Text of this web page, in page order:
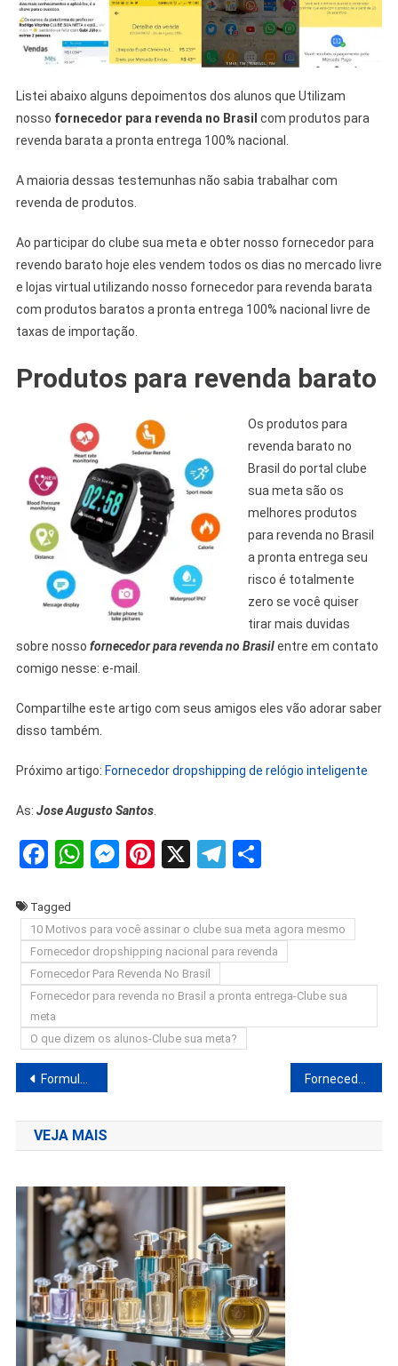
Listei abaixo alguns depoimentos dos alunos que Utilizam
nosso fornecedor para revenda no Brasil com produtos para
revenda barata a pronta entrega 100% nacional.
A maioria dessas testemunhas não sabia trabalhar com
revenda de produtos.
Ao participar do clube sua meta e obter nosso fornecedor para
revendo barato hoje eles vendem todos os dias no mercado livre
e lojas virtual utilizando nosso fornecedor para revenda barata
com produtos baratos a pronta entrega 100% nacional livre de
taxas de importação.
Produtos para revenda barato
Os produtos para
revenda barato no
Brasil do portal clube
sua meta são os
melhores produtos
para revenda no Brasil
a pronta entrega seu
risco é totalmente
zero se você quiser
tirar mais duvidas
sobre nosso fornecedor para revenda no Brasilentre em contato
comigo nesse: e-mail.
Compartilhe este artigo com seus amigos eles vão adorar saber
disso também.
Próximo artigo: Fornecedor dropshipping de relógio inteligente
As: Jose Augusto Santos.
Facebook
WhatsApp
Messenger
Pinterest
X Telegram
Share
Tagged
10 Motivos para você assinar o clube sua meta agora mesmo
Fornecedor dropshipping nacional para revenda
Fornecedor Para Revenda No Brasil
Fornecedor para revenda no Brasil a pronta entrega-Clube sua
meta
O que dizem os alunos-Clube sua meta?
Navegação
de
Post
Formula Negocio Online Funciona? A verdade Veio á Tona
VEJA MAIS